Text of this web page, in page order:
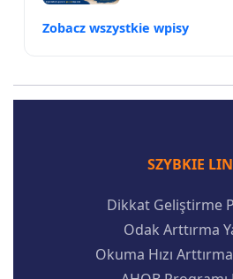
Zobacz wszystkie wpisy
SZYBKIE
Dikkat Geliştirme
Odak Arttırma
Okuma Hızı